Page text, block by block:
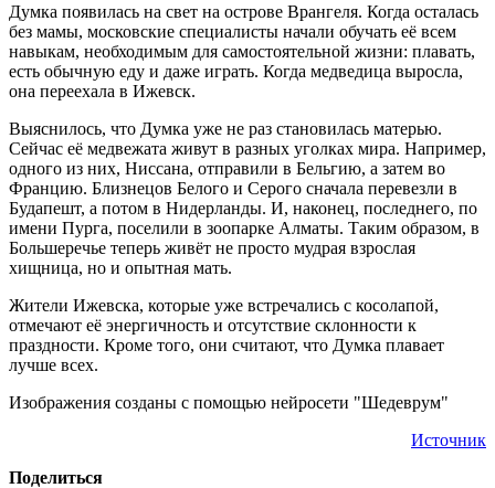
Думка появилась на свет на острове Врангеля. Когда осталась
без мамы, московские специалисты начали обучать её всем
навыкам, необходимым для самостоятельной жизни: плавать,
есть обычную еду и даже играть. Когда медведица выросла,
она переехала в Ижевск.
Выяснилось, что Думка уже не раз становилась матерью.
Сейчас её медвежата живут в разных уголках мира. Например,
одного из них, Ниссана, отправили в Бельгию, а затем во
Францию. Близнецов Белого и Серого сначала перевезли в
Будапешт, а потом в Нидерланды. И, наконец, последнего, по
имени Пурга, поселили в зоопарке Алматы. Таким образом, в
Большеречье теперь живёт не просто мудрая взрослая
хищница, но и опытная мать.
Жители Ижевска, которые уже встречались с косолапой,
отмечают её энергичность и отсутствие склонности к
праздности. Кроме того, они считают, что Думка плавает
лучше всех.
Изображения созданы с помощью нейросети "Шедеврум"
Источник
Поделиться